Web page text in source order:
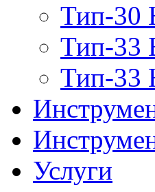
Тип-30
Тип-33
Тип-33
Услуги